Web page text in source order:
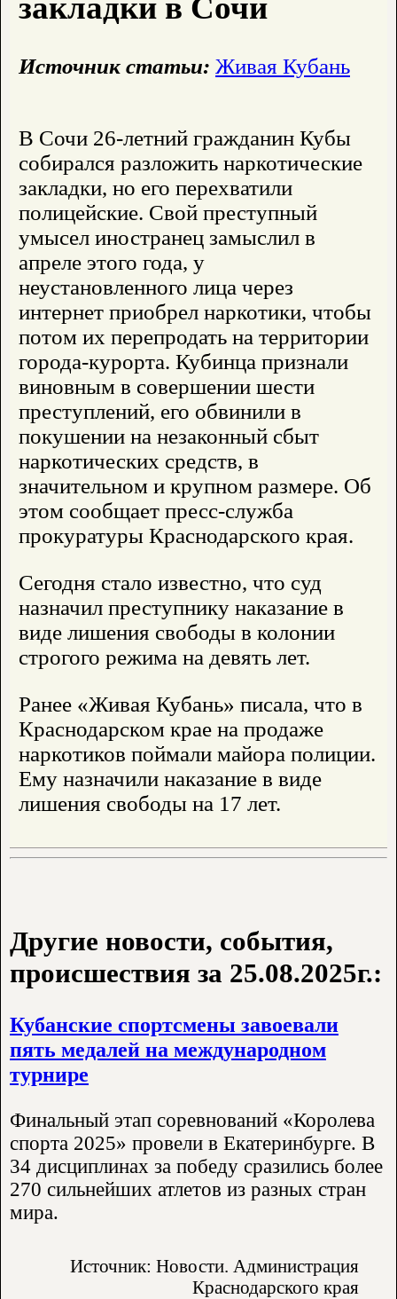
закладки в Сочи
Источник статьи: Живая Кубань
В Сочи 26-летний гражданин Кубы
собирался разложить наркотические
закладки, но его перехватили
полицейские. Свой преступный
умысел иностранец замыслил в
апреле этого года, у
неустановленного лица через
интернет приобрел наркотики, чтобы
потом их перепродать на территории
города-курорта. Кубинца признали
виновным в совершении шести
преступлений, его обвинили в
покушении на незаконный сбыт
наркотических средств, в
значительном и крупном размере. Об
этом сообщает пресс-служба
прокуратуры Краснодарского края.
Сегодня стало известно, что суд
назначил преступнику наказание в
виде лишения свободы в колонии
строгого режима на девять лет.
Ранее «Живая Кубань» писала, что в
Краснодарском крае на продаже
наркотиков поймали майора полиции.
Ему назначили наказание в виде
лишения свободы на 17 лет.
Другие новости, события,
происшествия за 25.08.2025г.:
Кубанские спортсмены завоевали
пять медалей на международном
турнире
Финальный этап соревнований «Королева
спорта 2025» провели в Екатеринбурге. В
34 дисциплинах за победу сразились более
270 сильнейших атлетов из разных стран
мира.
Источник: Новости. Администрация
Краснодарского края